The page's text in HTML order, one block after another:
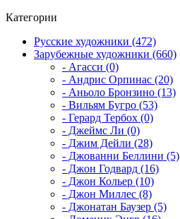
Категории
Русские художники (472)
Зарубежные художники (660)
- Агасси (0)
- Андрис Орпинас (20)
- Аньоло Бронзино (13)
- Вильям Бугро (53)
- Герард Тербох (0)
- Джеймс Ли (0)
- Джим Дейли (28)
- Джованни Беллини (5)
- Джон Годвард (16)
- Джон Кольер (10)
- Джон Миллес (8)
- Джонатан Баузер (5)